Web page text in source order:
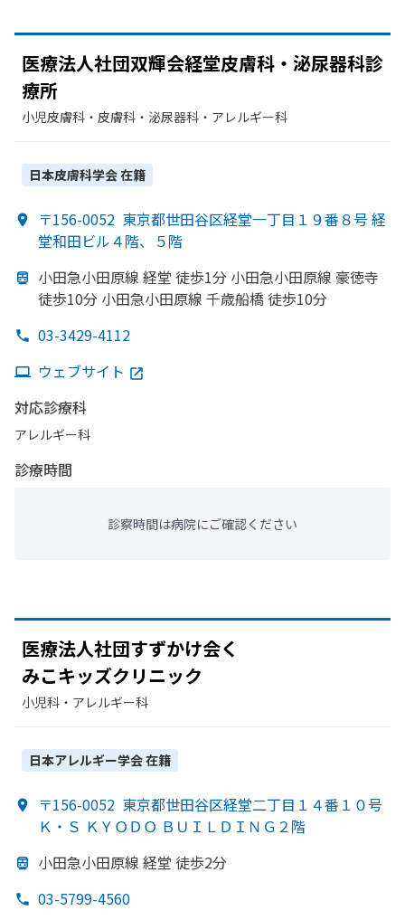
医療法人社団双輝会経堂皮膚科・泌尿器科診
療所
小児皮膚科・​皮膚科・​泌尿器科・​アレルギー科
日本皮膚科学会在籍
〒156-0052 東京都世田谷区経堂一丁目１９番８号 経
堂和田ビル４階、５階
小田急小田原線 経堂 徒歩1分 小田急小田原線 豪徳寺
徒歩10分 小田急小田原線 千歳船橋 徒歩10分
03-3429-4112
ウェブサイト
対応診療科
アレルギー科
診療時間
診察時間は病院にご確認ください
医療法人社団すずかけ会く
みこキッズクリニック
小児科・​アレルギー科
日本アレルギー学会在籍
〒156-0052 東京都世田谷区経堂二丁目１４番１０号
Ｋ・Ｓ ＫＹＯＤＯ ＢＵＩＬＤＩＮＧ２階
小田急小田原線 経堂 徒歩2分
03-5799-4560